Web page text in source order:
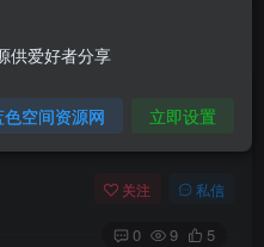
大力免费流量扶持，低
关注 私信
0 9 5
供爱好者分享
色空间资源网 立即设置